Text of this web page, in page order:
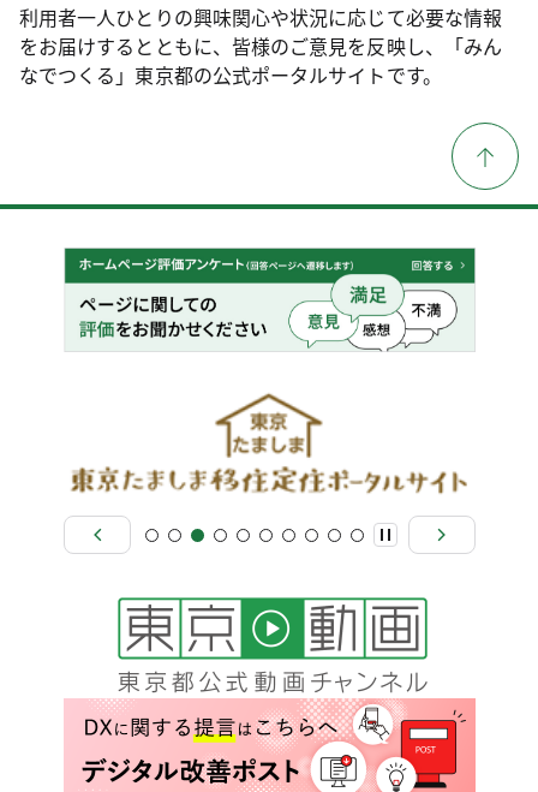
利用者一人ひとりの興味関心や状況に応じて必要な情報
をお届けするとともに、皆様のご意見を反映し、「みん
なでつくる」東京都の公式ポータルサイトです。